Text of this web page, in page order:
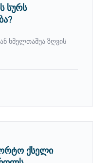
სურს
ხმელთაშუა ზღვის
ქსელი